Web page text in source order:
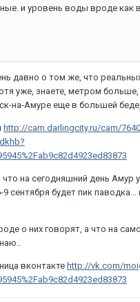
и уровень воды вроде как
давно о том же, что
уже, знаете, метром
на-Амуре еще в большей
http://cam.darlingcity.ru/cam/7640
на сегодняшний день Амур
9 сентября будет пик паводка...
о них говорят, а что на
вконтакте http://vk.com/